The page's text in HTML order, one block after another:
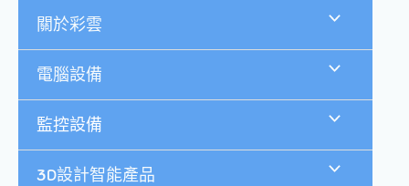
關於彩雲
電腦設備
監控設備
3D設計智能產品